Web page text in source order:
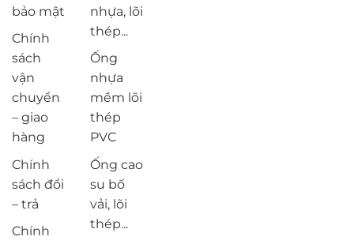
bảo mật
Chính
sách
vận
chuyển
– giao
hàng
Chính
sách đổi
– trả
Chính
nhựa, lõi
thép...
Ống
nhựa
mềm lõi
thép
PVC
Ống cao
su bố
vải, lõi
thép...